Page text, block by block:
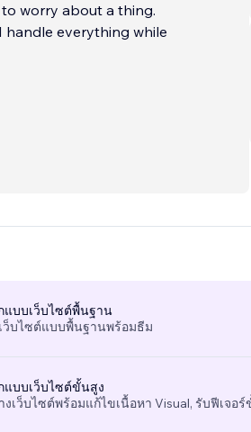
worry about a thing.
handle everything while
แบบเว็บไซต์พื้นฐาน
ว็บไซต์แบบพื้นฐานพร้อมธีม
แบบเว็บไซต์ขั้นสูง
งเว็บไซต์พร้อมแก้ไขเนื้อหา Visual, รับฟีเจอ